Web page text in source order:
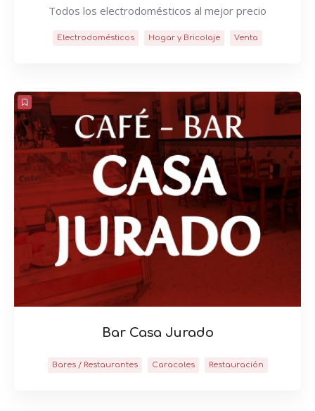
Todos los electrodomésticos al mejor precio
Electrodomésticos Hogar y Bricolaje Venta
Bar Casa Jurado
Bares / Restaurantes Caracoles Restauración